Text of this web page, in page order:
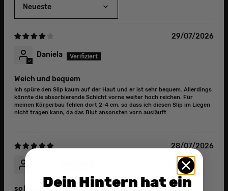
Sort by
29/07/2026
Daniela
Weich und bequem
Ich spüre den Slip kaum auf der Haut und er ist sehr bequem. Allerdings
könnte die absorbierende Schicht vorne weiter hoch reichen. Für
meinen Körperbau fehlen dort 2-4 cm, so dass ich diesen Slip im Liegen
nicht tragen kann, da das Blut ansonsten vorn ausläuft.
28/07/2026
so bequemDein Hintern hat ein